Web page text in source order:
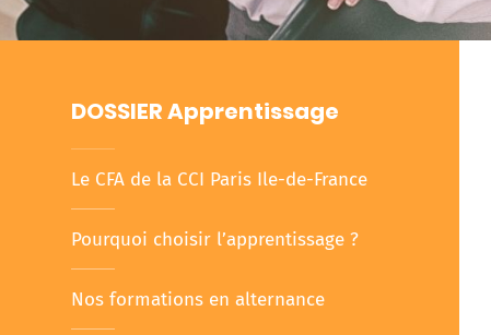
DOSSIER Apprentissage
Le CFA de la CCI Paris Ile-de-France
Pourquoi choisir l’apprentissage ?
Nos formations en alternance